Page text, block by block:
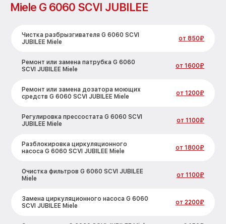
Miele G 6060 SCVI JUBILEE
Чистка разбрызгивателя G 6060 SCVI
JUBILEE Miele
от 850₽
Ремонт или замена патрубка G 6060
SCVI JUBILEE Miele
от 1600₽
Ремонт или замена дозатора моющих
средств G 6060 SCVI JUBILEE Miele
от 1200₽
Регулировка прессостата G 6060 SCVI
JUBILEE Miele
от 1100₽
Разблокировка циркуляционного
насоса G 6060 SCVI JUBILEE Miele
от 1800₽
Очистка фильтров G 6060 SCVI JUBILEE
Miele
от 1100₽
Замена циркуляционного насоса G 6060
SCVI JUBILEE Miele
от 2200₽